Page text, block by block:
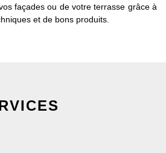
façades ou de votre terrasse grâce à
et de bons produits.